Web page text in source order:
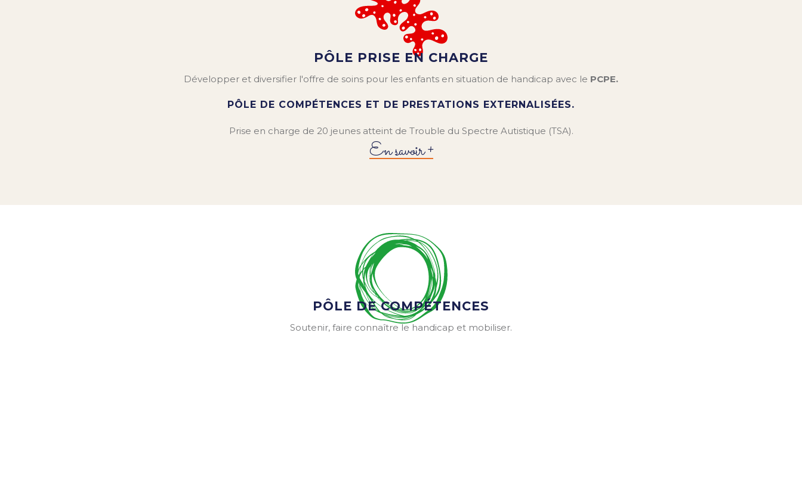
PÔLE PRISE EN CHARGE
Développer et diversifier l'offre de soins pour les enfants en situation de handicap avec le PCPE.
PÔLE DE COMPÉTENCES ET DE PRESTATIONS EXTERNALISÉES.
Prise en charge de 20 jeunes atteint de Trouble du Spectre Autistique (TSA).
En savoir +
PÔLE DE COMPÉTENCES
Soutenir, faire connaître le handicap et mobiliser.